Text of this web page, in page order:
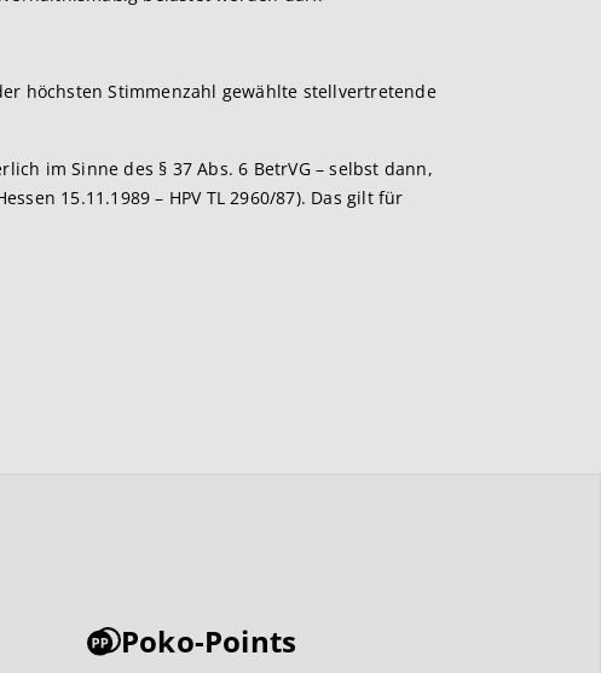
höchsten Stimmenzahl gewählte stellvertretende
im Sinne des § 37 Abs. 6 BetrVG – selbst dann,
15.11.1989 – HPV TL 2960/87). Das gilt für
Poko-Points